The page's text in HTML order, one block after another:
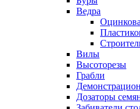
Ведра
Вилы
Высоторезы
Грабли
Дозаторы